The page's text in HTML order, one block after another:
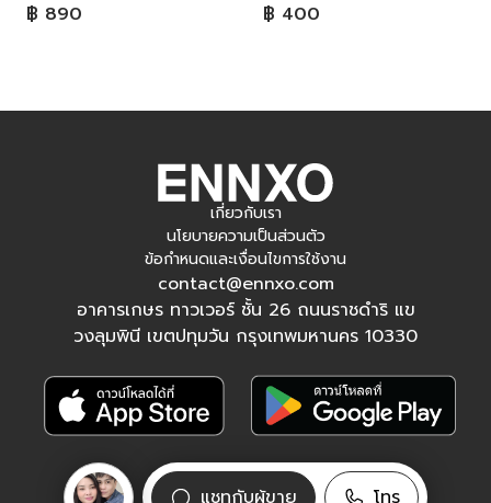
฿ 890 ฿ 400
แชทกับผู้ขาย โทร
เกี่ยวกับเรา
นโยบายความเป็นส่วนตัว
ข้อกำหนดและเงื่อนไขการใช้งาน
contact@ennxo.com
อาคารเกษร ทาวเวอร์ ชั้น 26 ถนนราชดำริ แข
วงลุมพินี เขตปทุมวัน กรุงเทพมหานคร 10330
ติดตามเรา